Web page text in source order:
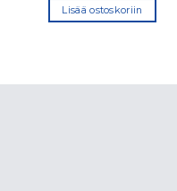
Lisää ostoskoriin